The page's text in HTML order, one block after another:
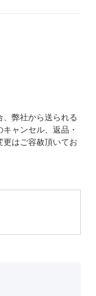
弊社から送られる
ャンセル、返品・
更はご容赦頂いてお